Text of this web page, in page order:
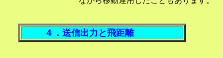
４．送信出力と飛距離